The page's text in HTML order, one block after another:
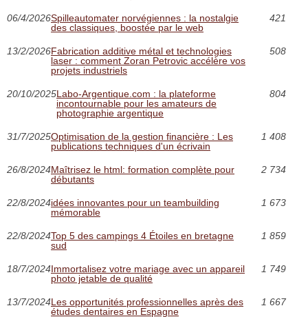
06/4/2026Spilleautomater norvégiennes : la nostalgie
des classiques, boostée par le web
421
13/2/2026Fabrication additive métal et technologies
laser : comment Zoran Petrovic accélère vos
projets industriels
508
20/10/2025Labo-Argentique.com : la plateforme
incontournable pour les amateurs de
photographie argentique
804
31/7/2025Optimisation de la gestion financière : Les
publications techniques d'un écrivain
1 408
26/8/2024Maîtrisez le html: formation complète pour
débutants
2 734
22/8/2024idées innovantes pour un teambuilding
mémorable
1 673
22/8/2024Top 5 des campings 4 Étoiles en bretagne
sud
1 859
18/7/2024Immortalisez votre mariage avec un appareil
photo jetable de qualité
1 749
13/7/2024Les opportunités professionnelles après des
études dentaires en Espagne
1 667